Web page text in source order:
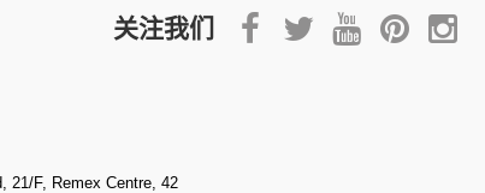
关注我们
21/F, Remex Centre, 42